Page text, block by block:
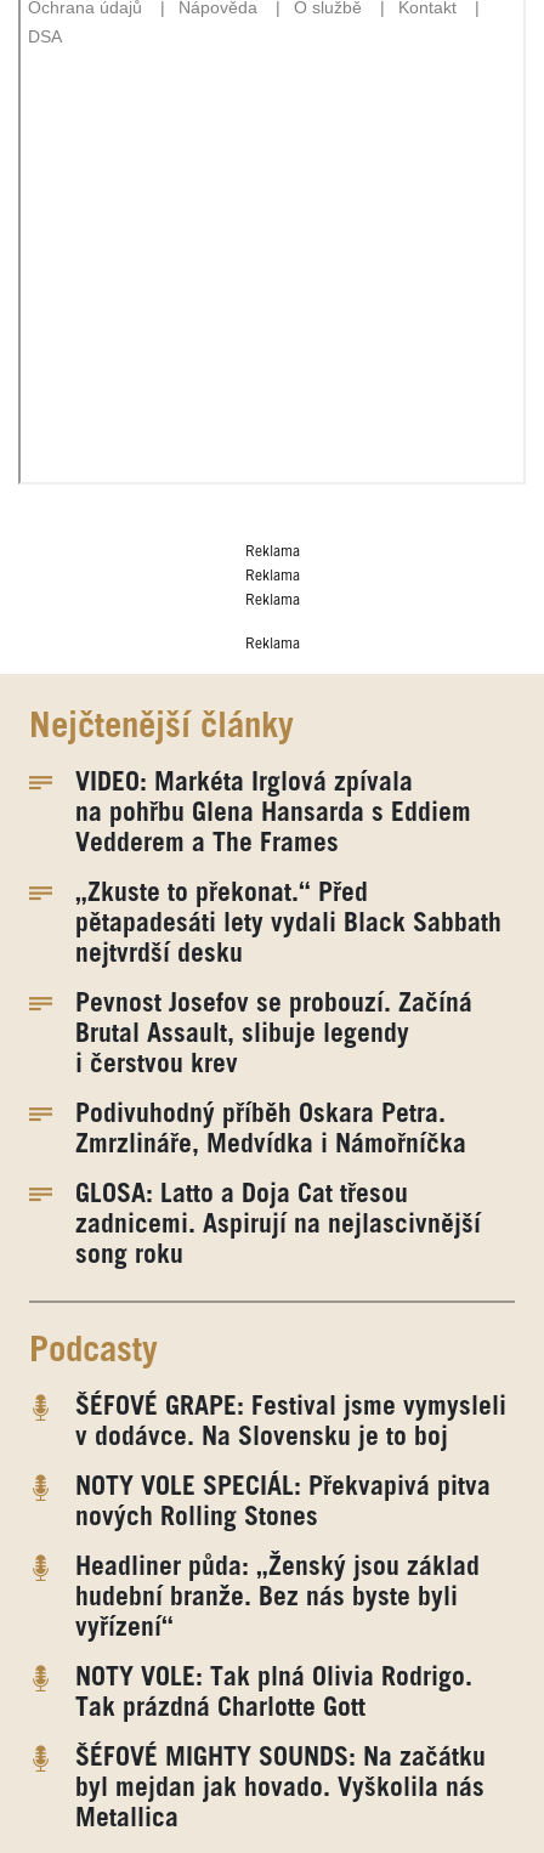
Reklama
Reklama
Reklama
Reklama
Nejčtenější články
VIDEO: Markéta Irglová zpívala
na pohřbu Glena Hansarda s Eddiem
Vedderem a The Frames
„Zkuste to překonat.“ Před
pětapadesáti lety vydali Black Sabbath
nejtvrdší desku
Pevnost Josefov se probouzí. Začíná
Brutal Assault, slibuje legendy
i čerstvou krev
Podivuhodný příběh Oskara Petra.
Zmrzlináře, Medvídka i Námořníčka
GLOSA: Latto a Doja Cat třesou
zadnicemi. Aspirují na nejlascivnější
song roku
Podcasty
ŠÉFOVÉ GRAPE: Festival jsme vymysleli
v dodávce. Na Slovensku je to boj
NOTY VOLE SPECIÁL: Překvapivá pitva
nových Rolling Stones
Headliner půda: „Ženský jsou základ
hudební branže. Bez nás byste byli
vyřízení“
NOTY VOLE: Tak plná Olivia Rodrigo.
Tak prázdná Charlotte Gott
ŠÉFOVÉ MIGHTY SOUNDS: Na začátku
byl mejdan jak hovado. Vyškolila nás
Metallica